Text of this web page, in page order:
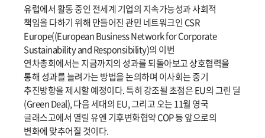
유럽에서 활동 중인 전세계 기업의 지속가능성과 사회적
책임을 다하기 위해 만들어진 관민 네트워크인 CSR
Europe((European Business Network for Corporate
Sustainability and Responsibility)의 이번
연차총회에서는 지금까지의 성과를 되돌아보고 상호협력을
통해 성과를 늘려가는 방법을 논의하며 이사회는 중기
추진방향을 제시할 예정이다. 특히 강조될 초점은 EU의 그린 딜
(Green Deal), 다음 세대의 EU, 그리고 오는 11월 영국
글래스고에서 열릴 유엔 기후변화협약 COP 등 앞으로의
변화에 맞추어질 것이다.